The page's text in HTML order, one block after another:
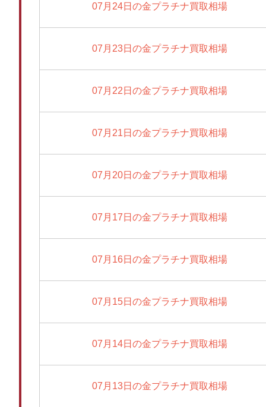
07月24日の金プラチナ買取相場
07月23日の金プラチナ買取相場
07月22日の金プラチナ買取相場
07月21日の金プラチナ買取相場
07月20日の金プラチナ買取相場
07月17日の金プラチナ買取相場
07月16日の金プラチナ買取相場
07月15日の金プラチナ買取相場
07月14日の金プラチナ買取相場
07月13日の金プラチナ買取相場